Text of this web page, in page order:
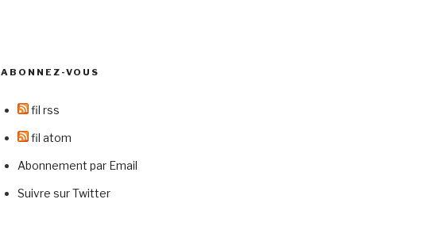
ABONNEZ-VOUS
fil rss
fil atom
Abonnement par Email
Suivre sur Twitter